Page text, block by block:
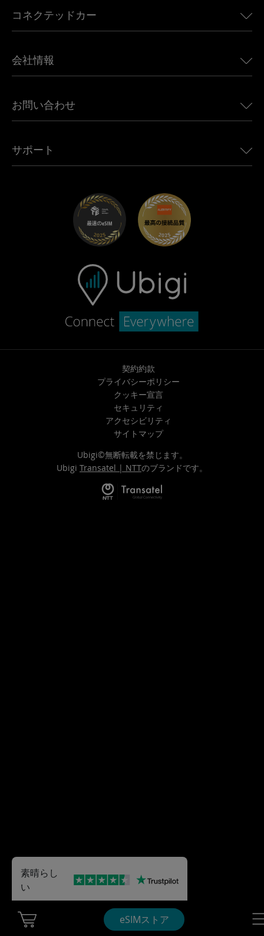
eSIMストア
ヨーロッパ向けeSIM
カナダ向けeSIM
アフリカ向けeSIM
すべての目的地を見る
コネクテッドカー
Land Rover向けUbigi
Jeep向けUbigi
Mini向けUbigi
Maserati向けUbigi
会社情報
Ubigi関連プレス
Ubigiアプリ
お問い合わせ
アフェリエイトプログラム
サポート
トラブルシューティング
ヘルプセンター
お問い合わせ先
契約約款
プライバシーポリシー
クッキー宣言
セキュリティ
アクセシビリティ
サイトマップ
Ubigi©無断転載を禁じます。
Ubigi Transatel | NTTのブランドです。
素晴らし
い